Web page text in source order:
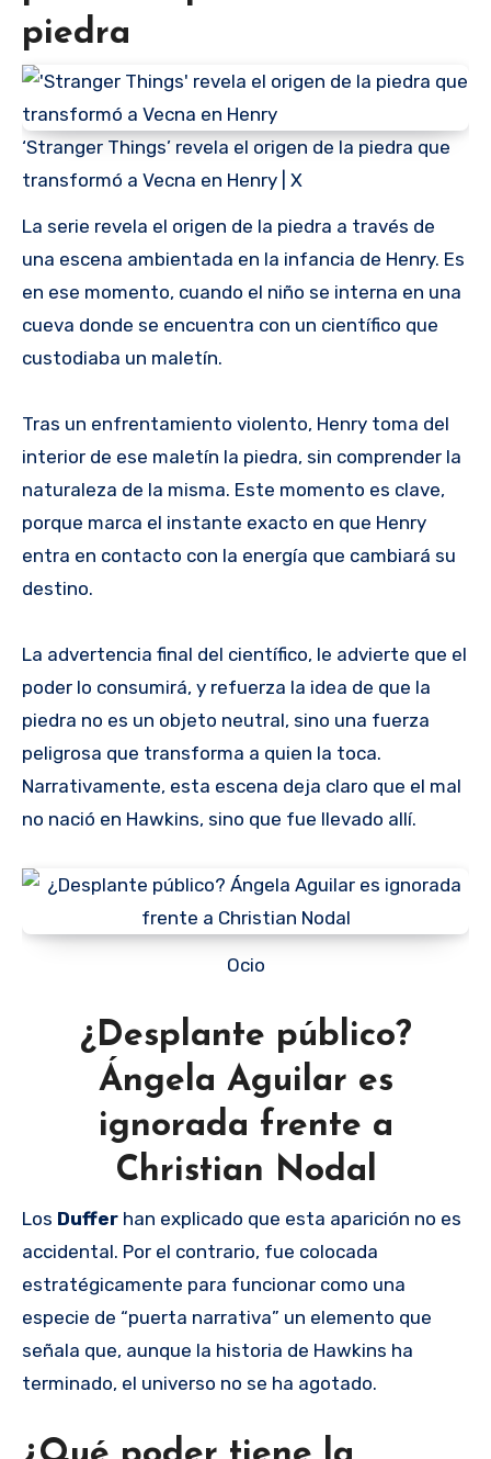
piedra
‘Stranger Things’ revela el origen de la piedra que
transformó a Vecna en Henry | X
La serie revela el origen de la piedra a través de
una escena ambientada en la infancia de Henry. Es
en ese momento, cuando el niño se interna en una
cueva donde se encuentra con un científico que
custodiaba un maletín.
Tras un enfrentamiento violento, Henry toma del
interior de ese maletín la piedra, sin comprender la
naturaleza de la misma. Este momento es clave,
porque marca el instante exacto en que Henry
entra en contacto con la energía que cambiará su
destino.
La advertencia final del científico, le advierte que el
poder lo consumirá, y refuerza la idea de que la
piedra no es un objeto neutral, sino una fuerza
peligrosa que transforma a quien la toca.
Narrativamente, esta escena deja claro que el mal
no nació en Hawkins, sino que fue llevado allí.
Ocio
¿Desplante público?
Ángela Aguilar es
ignorada frente a
Christian Nodal
Los Duffer han explicado que esta aparición no es
accidental. Por el contrario, fue colocada
estratégicamente para funcionar como una
especie de “puerta narrativa” un elemento que
señala que, aunque la historia de Hawkins ha
terminado, el universo no se ha agotado.